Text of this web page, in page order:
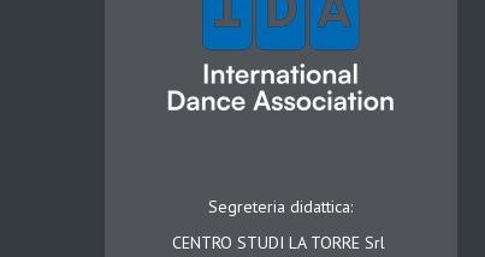
Segreteria didattica:
CENTRO STUDI LA TORRE Srl